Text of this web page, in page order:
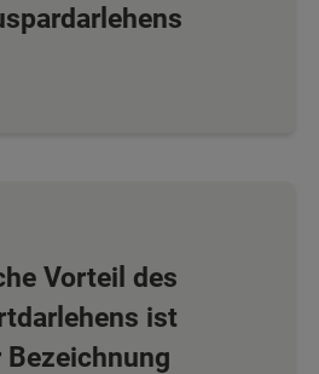
Vorteil des
ist